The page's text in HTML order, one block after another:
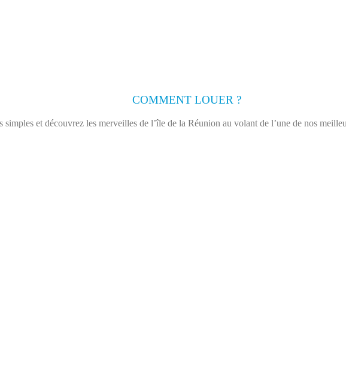
COMMENT LOUER ?
simples et découvrez les merveilles de l’île de la Réunion au volant de l’une de nos